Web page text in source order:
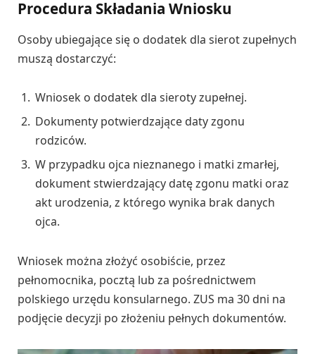
Procedura Składania Wniosku
Osoby ubiegające się o dodatek dla sierot zupełnych
muszą dostarczyć:
Wniosek o dodatek dla sieroty zupełnej.
Dokumenty potwierdzające daty zgonu
rodziców.
W przypadku ojca nieznanego i matki zmarłej,
dokument stwierdzający datę zgonu matki oraz
akt urodzenia, z którego wynika brak danych
ojca.
Wniosek można złożyć osobiście, przez
pełnomocnika, pocztą lub za pośrednictwem
polskiego urzędu konsularnego. ZUS ma 30 dni na
podjęcie decyzji po złożeniu pełnych dokumentów.